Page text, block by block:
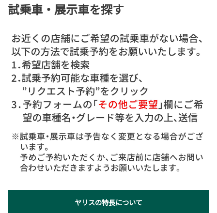
試乗車・展示車を探す
ヤリスの特長について